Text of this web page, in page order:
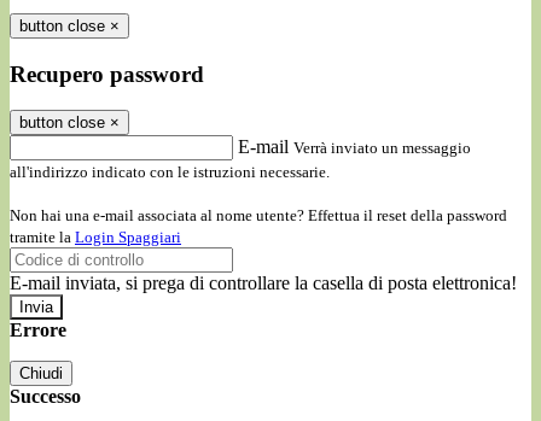
button close ×
Recupero password
button close ×
E-mail Verrà inviato un messaggio
all'indirizzo indicato con le istruzioni necessarie.
Non hai una e-mail associata al nome utente? Effettua il reset della password
tramite la Login Spaggiari
E-mail inviata, si prega di controllare la casella di posta elettronica!
Errore
Chiudi
Successo